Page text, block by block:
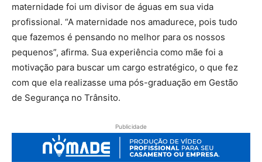
maternidade foi um divisor de águas em sua vida
profissional. “A maternidade nos amadurece, pois tudo
que fazemos é pensando no melhor para os nossos
pequenos”, afirma. Sua experiência como mãe foi a
motivação para buscar um cargo estratégico, o que fez
com que ela realizasse uma pós-graduação em Gestão
de Segurança no Trânsito.
Publicidade